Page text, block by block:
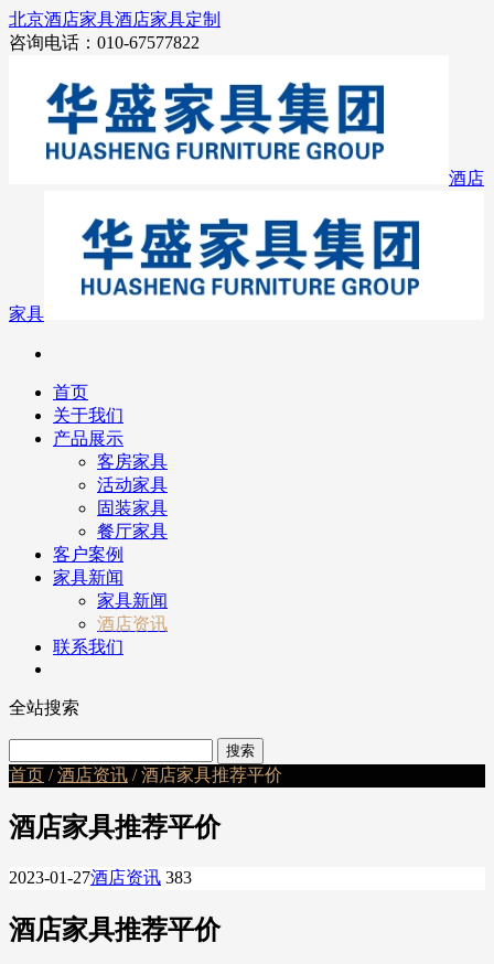
北京酒店家具酒店家具定制
咨询电话：010-67577822
酒店
家具
首页
关于我们
产品展示
客房家具
活动家具
固装家具
餐厅家具
客户案例
家具新闻
家具新闻
酒店资讯
联系我们
全站搜索
首页 /酒店资讯 / 酒店家具推荐平价
酒店家具推荐平价
2023-01-27酒店资讯 383
酒店家具推荐平价